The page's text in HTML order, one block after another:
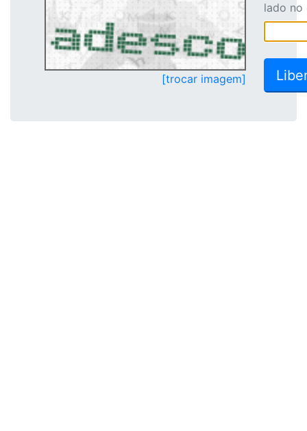
[trocar imagem]
lado no